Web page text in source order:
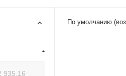
По умолчанию